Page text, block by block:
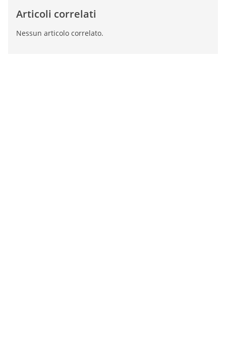
Articoli correlati
Nessun articolo correlato.